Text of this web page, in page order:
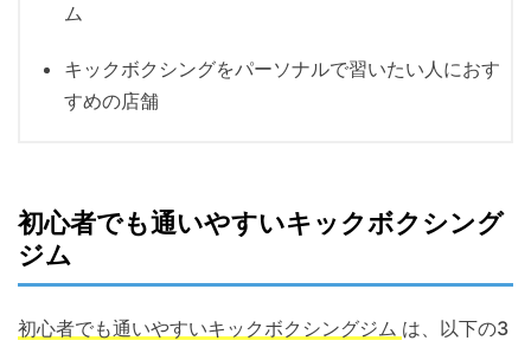
ム
キックボクシングをパーソナルで習いたい人におす
すめの店舗
初心者でも通いやすいキックボクシング
ジム
初心者でも通いやすいキックボクシングジム は、以下の3